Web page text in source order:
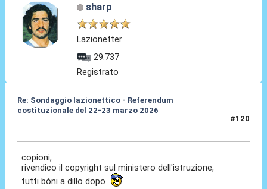
sharp
Lazionetter
29.737
Registrato
Re: Sondaggio lazionettico - Referendum
costituzionale del 22-23 marzo 2026
#120
copioni,
rivendico il copyright sul ministero dell'istruzione,
tutti bòni a dillo dopo